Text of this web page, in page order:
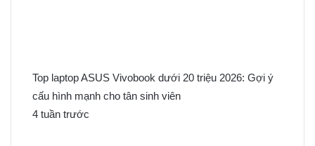
Top laptop ASUS Vivobook dưới 20 triệu 2026: Gợi ý
cấu hình mạnh cho tân sinh viên
4 tuần trước